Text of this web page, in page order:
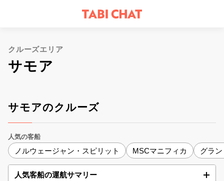
クルーズエリア
サモア
サモアのクルーズ
人気の客船
ノルウェージャン・スピリット MSCマニフィカ グラ
人気客船の運航サマリー